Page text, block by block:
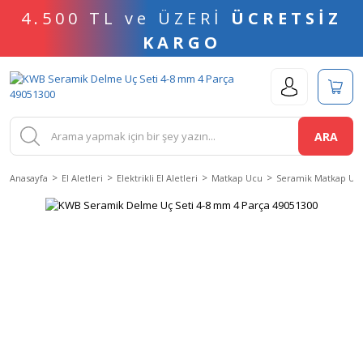
4.500 TL ve ÜZERİ ÜCRETSİZ
KARGO
ARA
Anasayfa El Aletleri Elektrikli El Aletleri Matkap Ucu Seramik Matkap